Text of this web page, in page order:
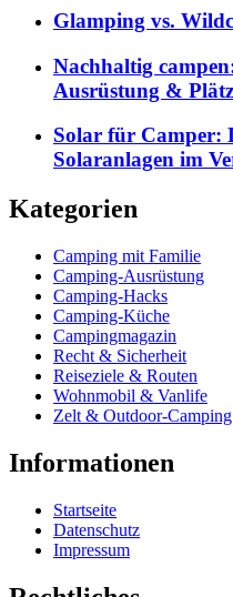
Glamping vs.
Nachhaltig
Ausrüstung &
Solar für Camper:
Solaranlagen im
Kategorien
Camping mit Familie
Camping-Ausrüstung
Camping-Hacks
Camping-Küche
Campingmagazin
Recht & Sicherheit
Reiseziele & Routen
Wohnmobil & Vanlife
Zelt & Outdoor-Camping
Informationen
Startseite
Datenschutz
Impressum